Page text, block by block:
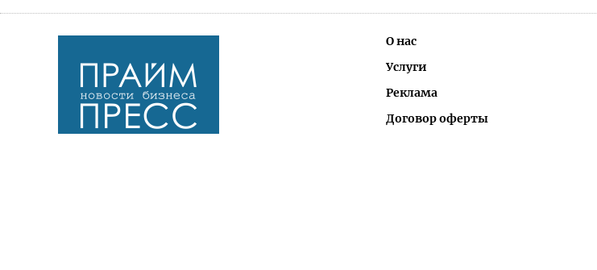
О нас
Услуги
Реклама
Договор оферты